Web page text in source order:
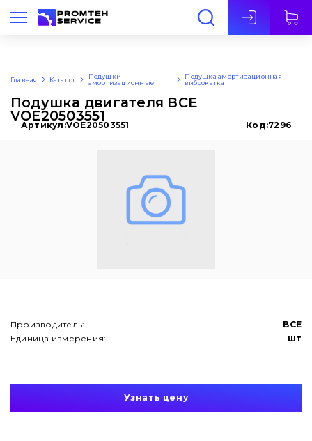
Рус
Главная Каталог
Подушки
амортизационные
Подушка амортизационная
виброкатка
Подушка двигателя BCE
VOE20503551
Артикул:VOE20503551 Код:7296
Производитель:
BCE
Единица измерения:
шт
Узнать цену